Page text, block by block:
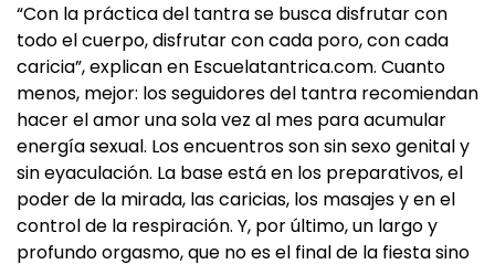
“Con la práctica del tantra se busca disfrutar con
todo el cuerpo, disfrutar con cada poro, con cada
caricia”, explican en Escuelatantrica.com. Cuanto
menos, mejor: los seguidores del tantra recomiendan
hacer el amor una sola vez al mes para acumular
energía sexual. Los encuentros son sin sexo genital y
sin eyaculación. La base está en los preparativos, el
poder de la mirada, las caricias, los masajes y en el
control de la respiración. Y, por último, un largo y
profundo orgasmo, que no es el final de la fiesta sino